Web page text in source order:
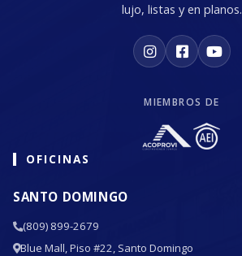
lujo, listas y en planos.
MIEMBROS DE
OFICINAS
SANTO DOMINGO
(809) 899-2679
Blue Mall, Piso #22, Santo Domingo